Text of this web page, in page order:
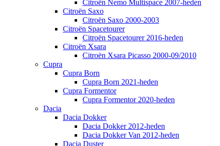
Citroën Nemo Multispace 2007-heden
Citroën Saxo
Citroën Saxo 2000-2003
Citroën Spacetourer
Citroën Spacetourer 2016-heden
Citroën Xsara
Citroën Xsara Picasso 2000-09/2010
Cupra
Cupra Born
Cupra Born 2021-heden
Cupra Formentor
Cupra Formentor 2020-heden
Dacia
Dacia Dokker
Dacia Dokker 2012-heden
Dacia Dokker Van 2012-heden
Dacia Duster